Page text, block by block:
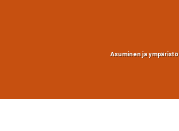
Asuminen ja ympäristö